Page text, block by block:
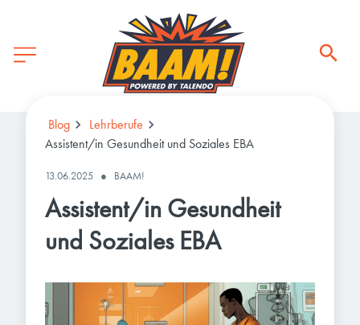
Blog
Lehrberufe
Assistent/in Gesundheit und Soziales EBA
13.06.2025 ● BAAM!
Assistent/in Gesundheit
und Soziales EBA